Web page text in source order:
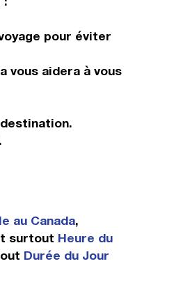
pour éviter
vous aidera à vous
au Canada,
surtout Heure du
Durée du Jour